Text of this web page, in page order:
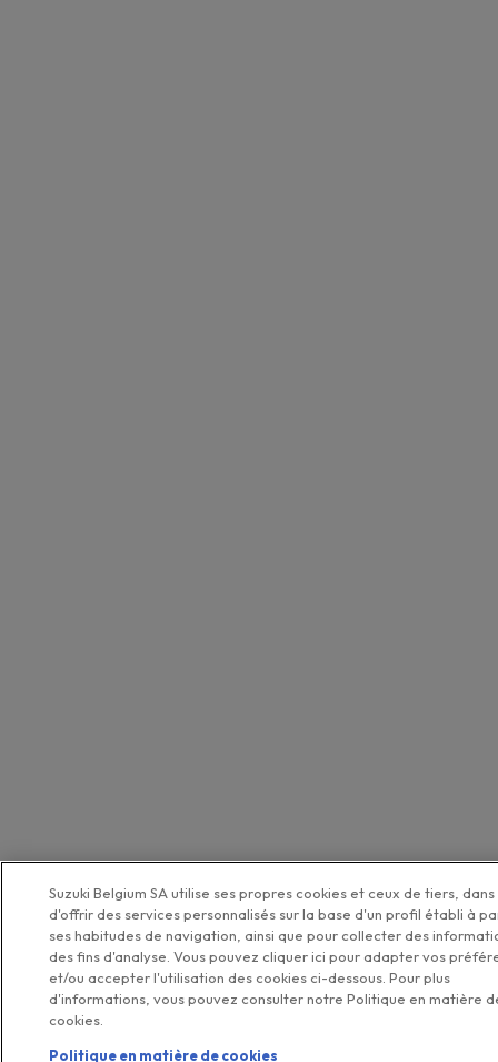
Suzuki Belgium SA utilise ses propres cookies et ceux de tiers,
d'offrir des services personnalisés sur la base d'un profil établi à
ses habitudes de navigation, ainsi que pour collecter des
des fins d'analyse. Vous pouvez cliquer ici pour adapter vos
et/ou accepter l'utilisation des cookies ci-dessous. Pour plus
d'informations, vous pouvez consulter notre Politique en matière
cookies.
Politique en matière de cookies